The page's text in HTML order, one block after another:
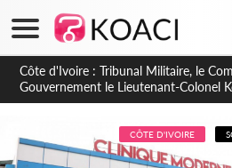
Burkina Faso : hausse de 75 FCFA du
la pompe
CÔTE D'IVOIRE